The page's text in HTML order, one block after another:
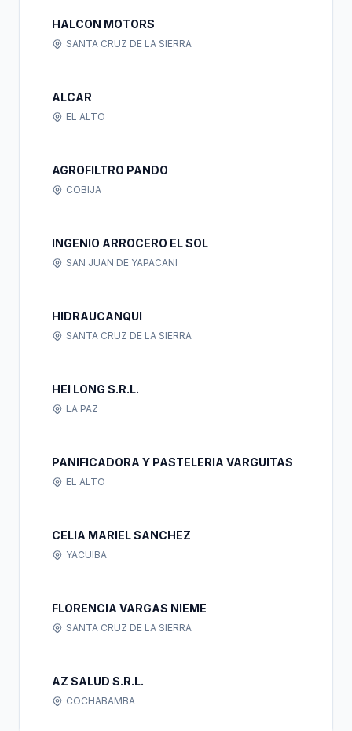
HALCON MOTORS
SANTA CRUZ DE LA SIERRA
ALCAR
EL ALTO
AGROFILTRO PANDO
COBIJA
INGENIO ARROCERO EL SOL
SAN JUAN DE YAPACANI
HIDRAUCANQUI
SANTA CRUZ DE LA SIERRA
HEI LONG S.R.L.
LA PAZ
PANIFICADORA Y PASTELERIA VARGUITAS
EL ALTO
CELIA MARIEL SANCHEZ
YACUIBA
FLORENCIA VARGAS NIEME
SANTA CRUZ DE LA SIERRA
AZ SALUD S.R.L.
COCHABAMBA